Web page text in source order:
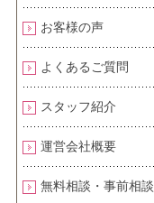
お客様の声
よくあるご質問
スタッフ紹介
運営会社概要
無料相談・事前相談